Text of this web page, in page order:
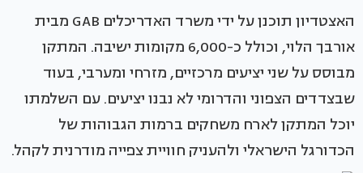
האצטדיון תוכנן על ידי משרד האדריכלים GAB מבית
אורבך הלוי, וכולל כ-6,000 מקומות ישיבה. המתקן
מבוסס על שני יציעים מרכזיים, מזרחי ומערבי, בעוד
שבצדדים הצפוני והדרומי לא נבנו יציעים. עם השלמתו
יוכל המתקן לארח משחקים ברמות הגבוהות של
הכדורגל הישראלי ולהעניק חוויית צפייה מודרנית לקהל.